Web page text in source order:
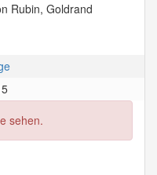
Rubin, Goldrand
sehen.